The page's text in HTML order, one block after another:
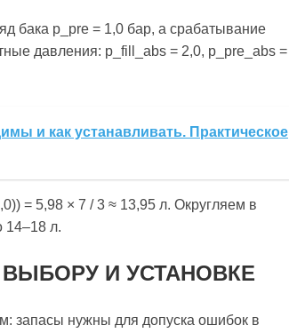
бака p_pre = 1,0 бар, а срабатывание
давления: p_fill_abs = 2,0, p_pre_abs =
и как устанавливать. Практическое
= 5,98 × 7 / 3 ≈ 13,95 л. Округляем в
14–18 л.
И УСТАНОВКЕ
запасы нужны для допуска ошибок в